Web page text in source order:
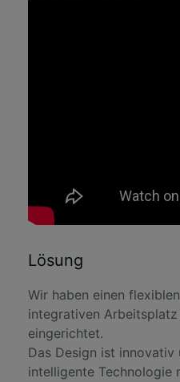
Lösung
Wir haben einen
integrativen
eingerichtet.
Das Design ist innovativ
intelligente Technologie